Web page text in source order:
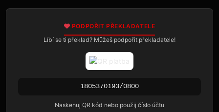
PODPOŘIT PŘEKLADATELE
Líbí se ti překlad? Můžeš podpořit překladatele!
1805370193/0800
Naskenuj QR kód nebo použij číslo účtu